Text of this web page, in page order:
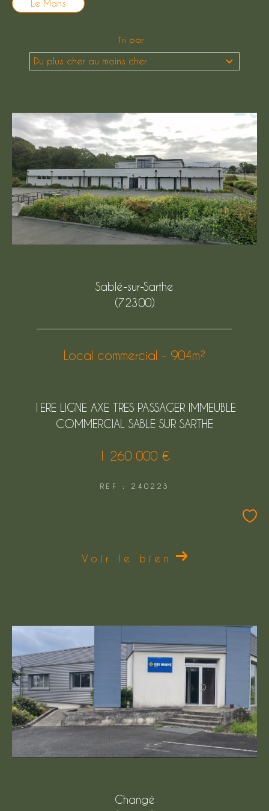
Le Mans
Tri par
Du plus cher au moins cher
Sablé-sur-Sarthe
(72300)
Local commercial - 904m²
1ERE LIGNE AXE TRES PASSAGER IMMEUBLE
COMMERCIAL SABLE SUR SARTHE
1 260 000 €
REF : 240223
Voir le bien
Changé
Surface
Pièces
Référence
AFFINER LES CRITÈRES
TERRASSE PARKING
FILTRER PAR
COUPS DE COEUR EXCLUSIVITÉS
Rechercher